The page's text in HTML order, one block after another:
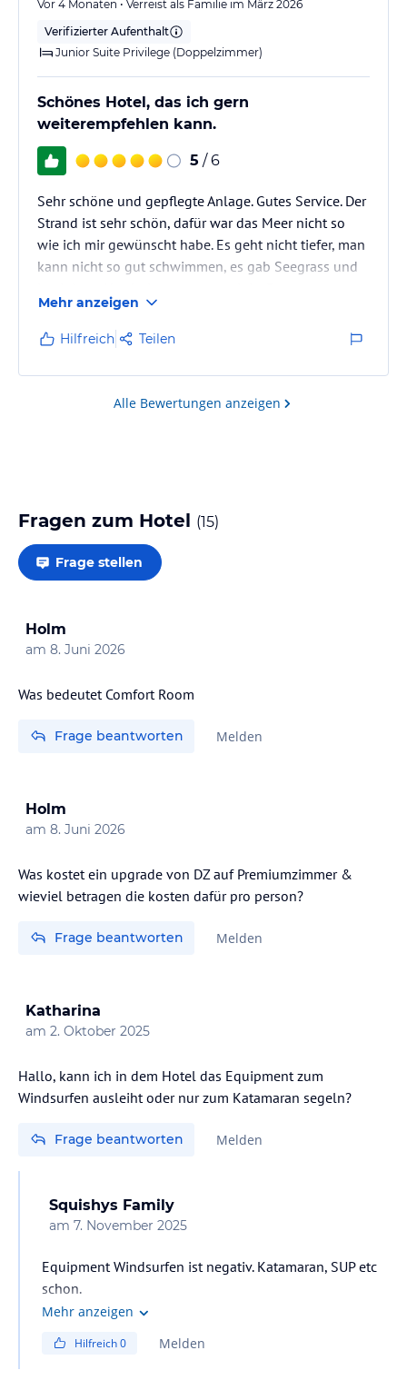
Vor 4 Monaten • Verreist als Familie im März 2026
Verifizierter Aufenthalt
Junior Suite Privilege (Doppelzimmer)
Schönes Hotel, das ich gern
weiterempfehlen kann.
5 / 6
Sehr schöne und gepflegte Anlage. Gutes Service. Der
Strand ist sehr schön, dafür war das Meer nicht so
wie ich mir gewünscht habe. Es geht nicht tiefer, man
kann nicht so gut schwimmen, es gab Seegrass und
Entertainment war gut, aber was uns gefehlt hat, war
das Kinderdisko, das für jeden Abend um 20 Uhr
angekündigt war, aber nicht stattgefunden hat.
Mehr anzeigen
Hilfreich Teilen
Alle Bewertungen anzeigen
Fragen zum Hotel (15)
Frage stellen
Holm
am 8. Juni 2026
Was bedeutet Comfort Room
Frage beantworten Melden
Holm
am 8. Juni 2026
Was kostet ein upgrade von DZ auf Premiumzimmer &
wieviel betragen die kosten dafür pro person?
Frage beantworten Melden
Katharina
am 2. Oktober 2025
Hallo, kann ich in dem Hotel das Equipment zum
Windsurfen ausleiht oder nur zum Katamaran segeln?
Frage beantworten Melden
Squishys Family
am 7. November 2025
Equipment Windsurfen ist negativ. Katamaran, SUP etc
schon.
Mehr anzeigen
Hilfreich0 Melden